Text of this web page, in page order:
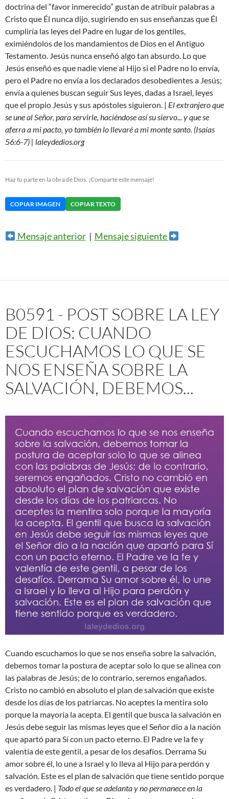
doctrina del “favor inmerecido” gustan de atribuir palabras a
Cristo que Él nunca dijo, sugiriendo en sus enseñanzas que Él
cumpliría las leyes del Padre en lugar de los gentiles,
eximiéndolos de los mandamientos de Dios en el Antiguo
Testamento. Jesús nunca enseñó algo tan absurdo. Lo que
Jesús enseñó es que nadie viene al Hijo si el Padre no lo envía,
pero el Padre no envía a los declarados desobedientes a Jesús;
envía a quienes buscan seguir Sus leyes, dadas a Israel, leyes
que el propio Jesús y sus apóstoles siguieron. | El extranjero que
se une al Señor, para servirle, haciéndose así su siervo... y que se
aferra a mi pacto, yo también lo llevaré a mi monte santo. (Isaías
56:6-7) | laleydedios.org
Haz tu parte en la obra de Dios. ¡Comparte este mensaje!
COPIAR IMAGEN COPIAR TEXTO
Mensaje anterior| Mensaje siguiente
B0591 - POST SOBRE LA LEY
DE DIOS: CUANDO
ESCUCHAMOS LO QUE SE
NOS ENSEÑA SOBRE LA
SALVACIÓN, DEBEMOS...
Cuando escuchamos lo que se nos enseña sobre la salvación,
debemos tomar la postura de aceptar solo lo que se alinea con
las palabras de Jesús; de lo contrario, seremos engañados.
Cristo no cambió en absoluto el plan de salvación que existe
desde los días de los patriarcas. No aceptes la mentira solo
porque la mayoría la acepta. El gentil que busca la salvación en
Jesús debe seguir las mismas leyes que el Señor dio a la nación
que apartó para Sí con un pacto eterno. El Padre ve la fe y
valentía de este gentil, a pesar de los desafíos. Derrama Su
amor sobre él, lo une a Israel y lo lleva al Hijo para perdón y
salvación. Este es el plan de salvación que tiene sentido porque
es verdadero. | Todo el que se adelanta y no permanece en la